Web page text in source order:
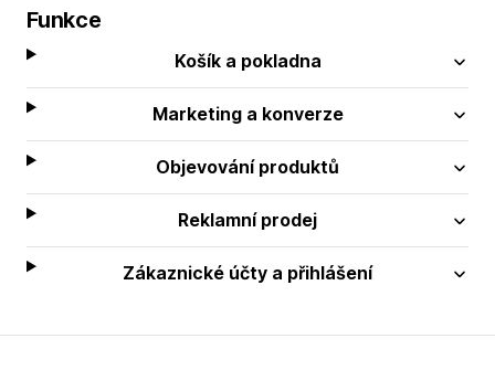
Funkce
Košík a pokladna
Marketing a konverze
Objevování produktů
Reklamní prodej
Zákaznické účty a přihlášení